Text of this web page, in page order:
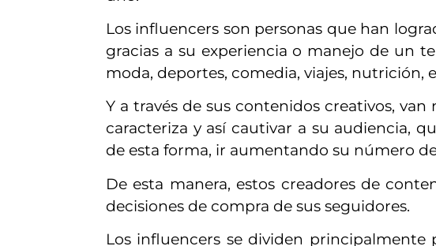
Los influencers son personas que han
gracias a su experiencia o manejo de un
moda, deportes, comedia, viajes, nutrición,
Y a través de sus contenidos creativos,
caracteriza y así cautivar a su audiencia,
de esta forma, ir aumentando su número
De esta manera, estos creadores de
decisiones de compra de sus seguidores.
Los influencers se dividen